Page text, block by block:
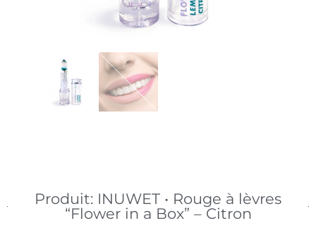
Produit: INUWET • Rouge à lèvres
“Flower in a Box” – Citron